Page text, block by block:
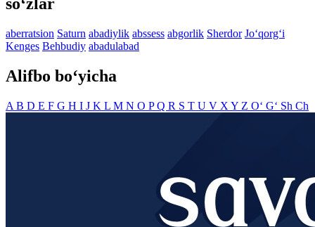
so‘zlar
aberratsion Saturn abadiylik abssess abgorlik Sherdor Jo‘qorg‘i
Kenges Behbudiy abadulabad
Alifbo bo‘yicha
A B D E F G H I J K L M N O PQ R S T U V X Y Z O‘ G‘ Sh Ch